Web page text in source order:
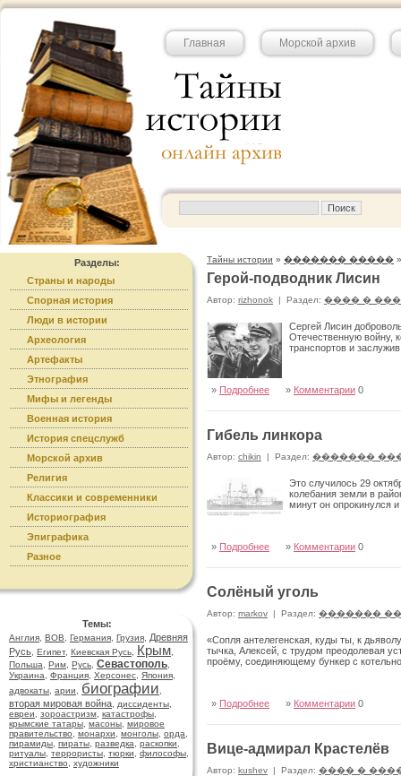
Главная Морской архив
Разделы:
Страны и народы
Спорная история
Люди в истории
Археология
Артефакты
Этнография
Мифы и легенды
Военная история
История спецслужб
Морской архив
Религия
Классики и современники
Историография
Эпиграфика
Разное
Темы:
Англия ВОВ Германия Грузия
Древняя
Русь Египет, Киевская Русь Крым
Польша
Рим Русь Севастополь
Украина
Франция Херсонес Япония
адвокаты арии биографии
вторая мировая война диссиденты
евреи
зороастризм катастрофы
крымские татары масоны мировое
правительство
монархи монголы орда
пирамиды пираты разведка раскопки
ритуалы террористы тюрки философы
христианство
художники
Тайны истории » ������� �����
Герой-подводник Лисин
Автор: rizhonok | Раздел: ���� �
Сергей Лисин
Отечественную войну,
транспортов и
» Подробнее » Комментарии 0
Гибель линкора
Автор: chikin | Раздел: �������
Это случилось 29
колебания земли в
минут он опрокинулся
» Подробнее » Комментарии 0
Солёный уголь
Автор: markov | Раздел: �������
«Сопля антелегенская, куды ты, к
тычка, Алексей, с трудом преодолевая
проёму, соединяющему бункер с
» Подробнее » Комментарии 0
Вице-адмирал Крастелёв
Автор: kushev | Раздел: ���� �